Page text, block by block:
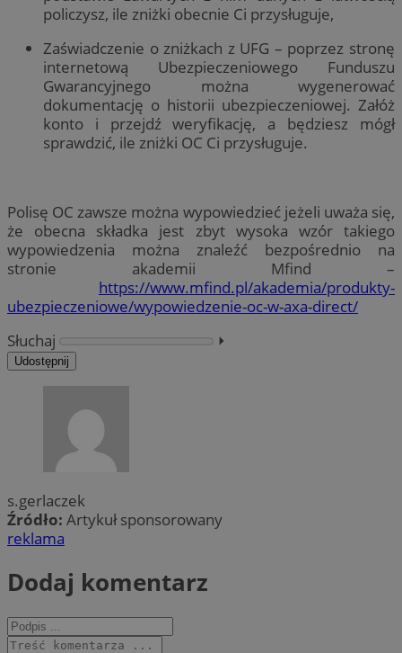
policzysz, ile zniżki obecnie Ci przysługuje,
Zaświadczenie o zniżkach z UFG – poprzez stronę
internetową Ubezpieczeniowego Funduszu
Gwarancyjnego można wygenerować
dokumentację o historii ubezpieczeniowej. Załóż
konto i przejdź weryfikację, a będziesz mógł
sprawdzić, ile zniżki OC Ci przysługuje.
Polisę OC zawsze można wypowiedzieć jeżeli uważa się,
że obecna składka jest zbyt wysoka wzór takiego
wypowiedzenia można znaleźć bezpośrednio na
stronie akademii Mfind –
https://www.mfind.pl/akademia/produkty-
ubezpieczeniowe/wypowiedzenie-oc-w-axa-direct/
Słuchaj
⏵︎
Udostępnij
s.gerlaczek
Źródło: Artykuł sponsorowany
reklama
Dodaj komentarz